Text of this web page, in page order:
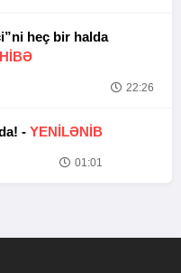
heç bir halda
22:26
- YENİLƏNİB
01:01